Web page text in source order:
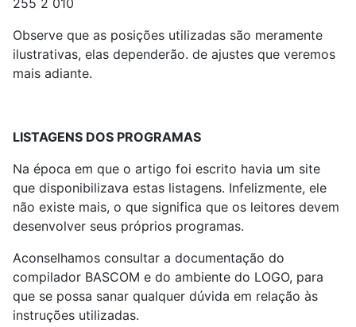
Observe que as posições utilizadas são meramente
ilustrativas, elas dependerão. de ajustes que veremos
mais adiante.
LISTAGENS DOS PROGRAMAS
Na época em que o artigo foi escrito havia um site
que disponibilizava estas listagens. Infelizmente, ele
não existe mais, o que significa que os leitores devem
desenvolver seus próprios programas.
Aconselhamos consultar a documentação do
compilador BASCOM e do ambiente do LOGO, para
que se possa sanar qualquer dúvida em relação às
instruções utilizadas.